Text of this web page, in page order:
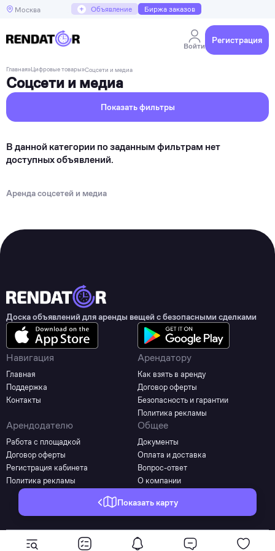
Москва + Объявление Биржа заказов
Войти
Регистрация
Главная»Цифровые товары»Соцсети и медиа
Соцсети и медиа
Показать карту
Показать фильтры
В данной категории по заданным фильтрам нет
доступных объявлений.
Аренда соцсетей и медиа
Доска объявлений для аренды вещей с безопасными сделками
Навигация
Главная
Поддержка
Контакты
Арендатору
Как взять в аренду
Договор оферты
Безопасность и гарантии
Политика рекламы
Арендодателю
Работа с площадкой
Договор оферты
Регистрация кабинета
Политика рекламы
Общее
Документы
Оплата и доставка
Вопрос-ответ
О компании